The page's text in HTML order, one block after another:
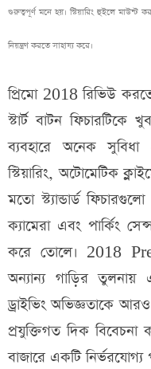
গুরুত্বপূর্ণ মনে হয়। স্টিয়ারিং হুইলে মাউন্ট
নিয়ন্ত্রণ করতে সাহায্য করে।
প্রিমো 2018 রিভিউ
স্টার্ট বাটন ফিচারটিকে
ব্যবহারে অনেক সুবিধা
স্টিয়ারিং, অটোমেটিক
মতো স্ট্যান্ডার্ড
ক্যামেরা এবং পার্কিং
করে তোলে। 2018
অন্যান্য গাড়ির তুলনায়
ড্রাইভিং অভিজ্ঞতাকে
প্রযুক্তিগত দিক
বাজারে একটি